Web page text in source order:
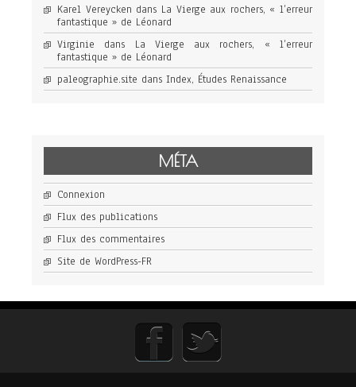
Karel Vereycken dans La Vierge aux rochers, « l’erreur
fantastique » de Léonard
Virginie dans La Vierge aux rochers, « l’erreur
fantastique » de Léonard
paleographie.site dans Index, Études Renaissance
MÉTA
Connexion
Flux des publications
Flux des commentaires
Site de WordPress-FR